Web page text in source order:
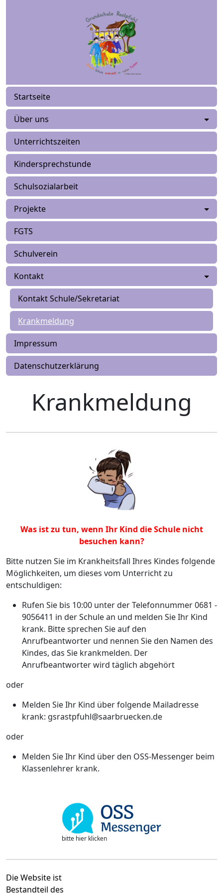
Startseite
Über uns
Unterrichtszeiten
Kindersprechstunde
Schulsozialarbeit
Projekte
FGTS
Schulverein
Kontakt
Kontakt Schule/Sekretariat
Krankmeldung
Impressum
Datenschutzerklärung
Krankmeldung
Was ist zu tun, wenn Ihr Kind die Schule nicht
besuchen kann?
Bitte nutzen Sie im Krankheitsfall Ihres Kindes folgende
Möglichkeiten, um dieses vom Unterricht zu
entschuldigen:
Rufen Sie bis 10:00 unter der Telefonnummer 0681 -
9056411 in der Schule an und melden Sie Ihr Kind
krank. Bitte sprechen Sie auf den
Anrufbeantworter und nennen Sie den Namen des
Kindes, das Sie krankmelden. Der
Anrufbeantworter wird täglich abgehört
oder
Melden Sie Ihr Kind über folgende Mailadresse
krank: gsrastpfuhl@saarbruecken.de
oder
Melden Sie Ihr Kind über den OSS-Messenger beim
Klassenlehrer krank.
bitte hier klicken
Die Website ist
Bestandteil des